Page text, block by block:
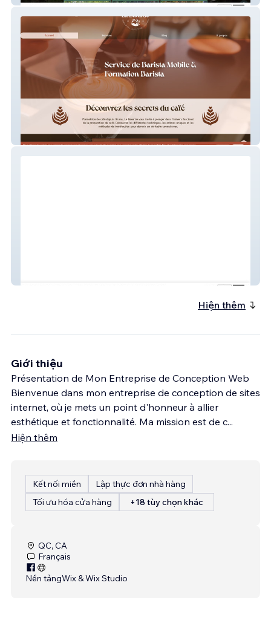
La Bavarde
Hiện thêm
Giới thiệu
Présentation de Mon Entreprise de Conception Web
Bienvenue dans mon entreprise de conception de sites
internet, où je mets un point d'honneur à allier
esthétique et fonctionnalité. Ma mission est de c...
Hiện thêm
Kết nối miền
Lập thực đơn nhà hàng
Tối ưu hóa cửa hàng
+18 tùy chọn khác
QC, CA
Français
Nền tảngWix & Wix Studio